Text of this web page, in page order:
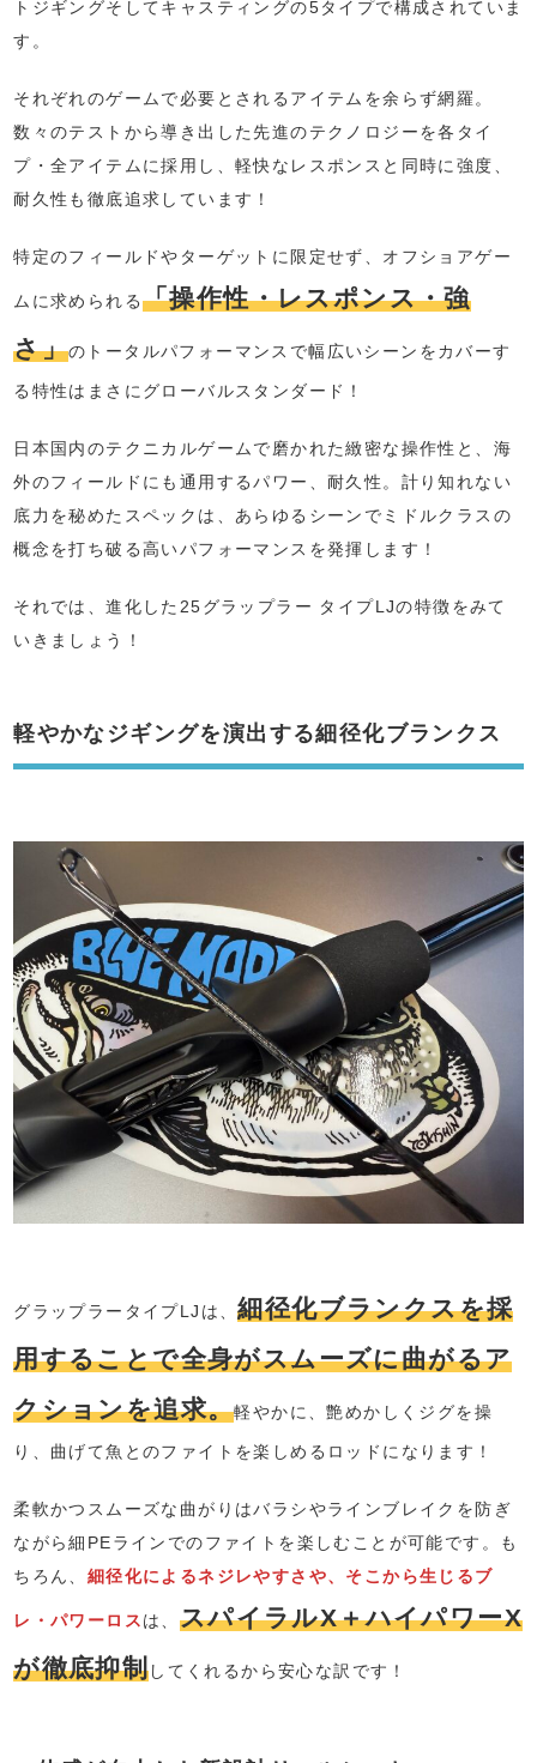
トジギングそしてキャスティングの5タイプで構成されていま
す。
それぞれのゲームで必要とされるアイテムを余らず網羅。
数々のテストから導き出した先進のテクノロジーを各タイ
プ・全アイテムに採用し、軽快なレスポンスと同時に強度、
耐久性も徹底追求しています！
特定のフィールドやターゲットに限定せず、オフショアゲー
ムに求められる「操作性・レスポンス・強
さ」のトータルパフォーマンスで幅広いシーンをカバーす
る特性はまさにグローバルスタンダード！
日本国内のテクニカルゲームで磨かれた緻密な操作性と、海
外のフィールドにも通用するパワー、耐久性。計り知れない
底力を秘めたスペックは、あらゆるシーンでミドルクラスの
概念を打ち破る高いパフォーマンスを発揮します！
それでは、進化した25グラップラー タイプLJの特徴をみて
いきましょう！
軽やかなジギングを演出する細径化ブランクス
グラップラータイプLJは、細径化ブランクスを採
用することで全身がスムーズに曲がるア
クションを追求。軽やかに、艶めかしくジグを操
り、曲げて魚とのファイトを楽しめるロッドになります！
柔軟かつスムーズな曲がりはバラシやラインブレイクを防ぎ
ながら細PEラインでのファイトを楽しむことが可能です。も
ちろん、 細径化によるネジレやすさや、そこから生じるブ
レ・パワーロスは、 スパイラルX＋ハイパワーX
が徹底抑制してくれるから安心な訳です！